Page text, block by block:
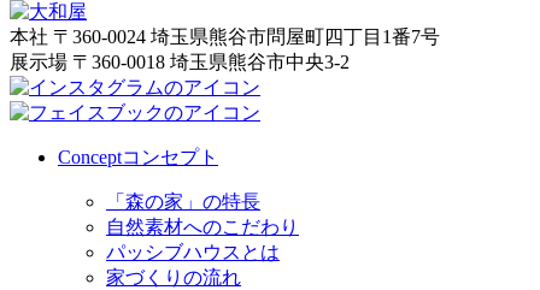
本社 〒360-0024 埼玉県熊谷市問屋町四丁目1番7号
展示場 〒360-0018 埼玉県熊谷市中央3-2
Conceptコンセプト
「森の家」の特長
自然素材へのこだわり
パッシブハウスとは
家づくりの流れ